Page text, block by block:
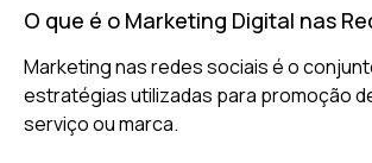
O que é o Marketing Digital nas
Marketing nas redes sociais é o
estratégias utilizadas para promoção
serviço ou marca.